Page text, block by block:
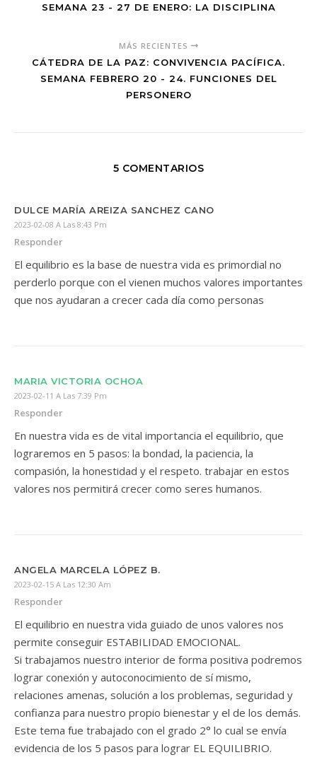
SEMANA 23 - 27 DE ENERO: LA DISCIPLINA
MÁS RECIENTES
CÁTEDRA DE LA PAZ: CONVIVENCIA PACÍFICA.
SEMANA FEBRERO 20 - 24. FUNCIONES DEL
PERSONERO
5 COMENTARIOS
DULCE MARÍA AREIZA SANCHEZ CANO
2023-02-08 A Las 8:43 Pm
Responder
El equilibrio es la base de nuestra vida es primordial no
perderlo porque con el vienen muchos valores importantes
que nos ayudaran a crecer cada día como personas
MARIA VICTORIA OCHOA
2023-02-11 A Las 7:39 Pm
Responder
En nuestra vida es de vital importancia el equilibrio, que
lograremos en 5 pasos: la bondad, la paciencia, la
compasión, la honestidad y el respeto. trabajar en estos
valores nos permitirá crecer como seres humanos.
ANGELA MARCELA LÓPEZ B.
2023-02-15 A Las 12:30 Am
Responder
El equilibrio en nuestra vida guiado de unos valores nos
permite conseguir ESTABILIDAD EMOCIONAL.
Si trabajamos nuestro interior de forma positiva podremos
lograr conexión y autoconocimiento de sí mismo,
relaciones amenas, solución a los problemas, seguridad y
confianza para nuestro propio bienestar y el de los demás.
Este tema fue trabajado con el grado 2° lo cual se envía
evidencia de los 5 pasos para lograr EL EQUILIBRIO.